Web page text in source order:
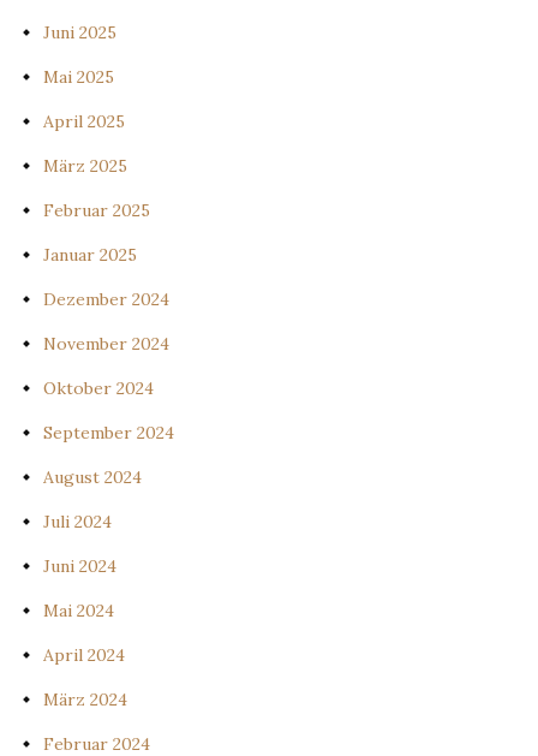
Juni 2025
Mai 2025
April 2025
März 2025
Februar 2025
Januar 2025
Dezember 2024
November 2024
Oktober 2024
September 2024
August 2024
Juli 2024
Juni 2024
Mai 2024
April 2024
März 2024
Februar 2024